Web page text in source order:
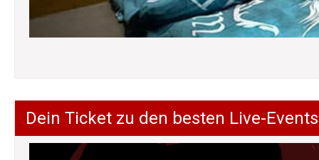
Dein Ticket zu den besten Live-Events